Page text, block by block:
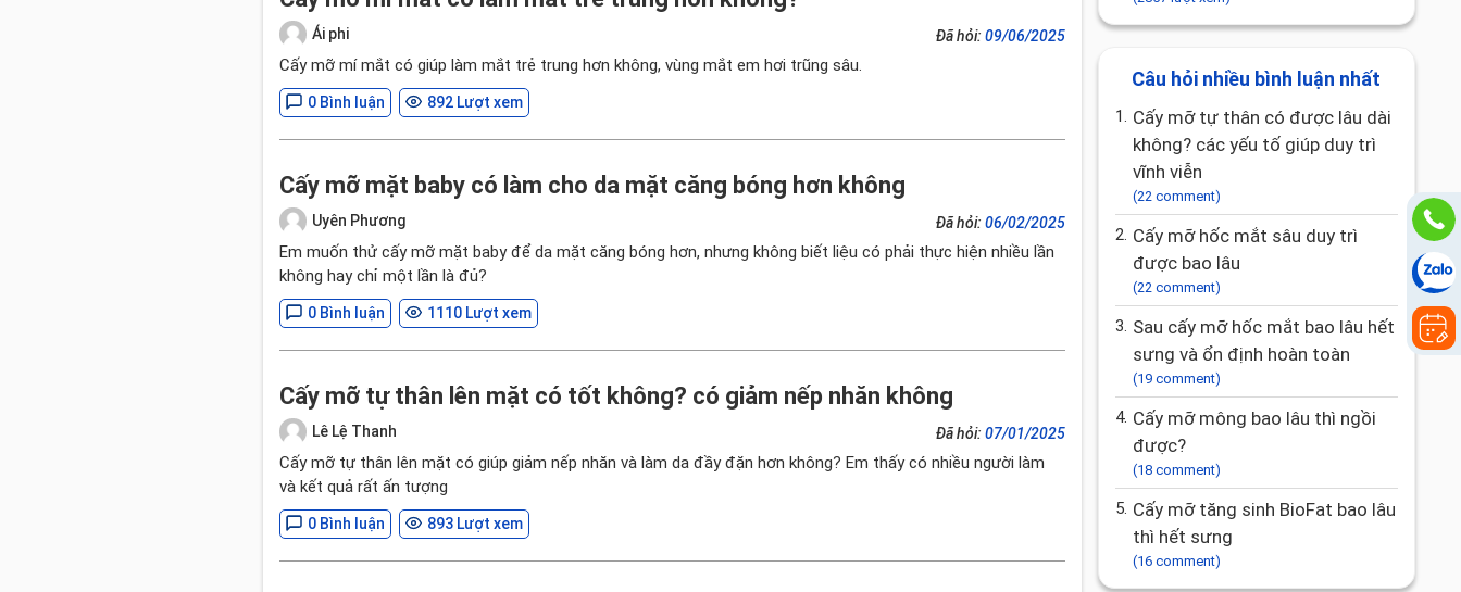
Ái phi Đã hỏi: 09/06/2025
Cấy mỡ mí mắt có giúp làm mắt trẻ trung hơn không, vùng mắt em hơi trũng sâu.
0 Bình luận 892 Lượt xem
Cấy mỡ mặt baby có làm cho da mặt căng bóng hơn không
Uyên Phương Đã hỏi: 06/02/2025
Em muốn thử cấy mỡ mặt baby để da mặt căng bóng hơn, nhưng không biết liệu có phải thực hiện nhiều lần
không hay chỉ một lần là đủ?
0 Bình luận 1110 Lượt xem
Cấy mỡ tự thân lên mặt có tốt không? có giảm nếp nhăn không
Lê Lệ Thanh Đã hỏi: 07/01/2025
Cấy mỡ tự thân lên mặt có giúp giảm nếp nhăn và làm da đầy đặn hơn không? Em thấy có nhiều người làm
và kết quả rất ấn tượng
0 Bình luận 893 Lượt xem
Câu hỏi nhiều bình luận nhất
1. Cấy mỡ tự thân có được lâu dài
không? các yếu tố giúp duy trì
vĩnh viễn
(22 comment)
2. Cấy mỡ hốc mắt sâu duy trì
được bao lâu
(22 comment)
3. Sau cấy mỡ hốc mắt bao lâu hết
sưng và ổn định hoàn toàn
(19 comment)
4. Cấy mỡ mông bao lâu thì ngồi
được?
(18 comment)
5. Cấy mỡ tăng sinh BioFat bao lâu
thì hết sưng
(16 comment)